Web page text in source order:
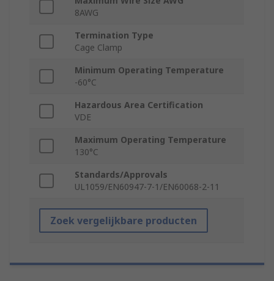
8AWG
Termination Type
Cage Clamp
Minimum Operating Temperature
-60°C
Hazardous Area Certification
VDE
Maximum Operating Temperature
130°C
Standards/Approvals
UL1059/EN60947-7-1/EN60068-2-11
Zoek vergelijkbare producten